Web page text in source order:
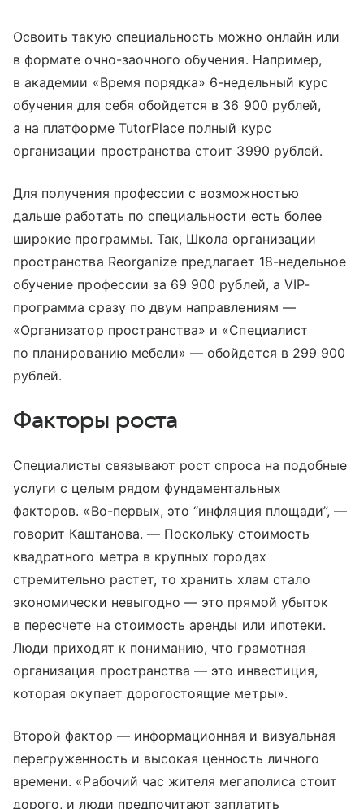
Освоить такую специальность можно онлайн или
в формате очно-заочного обучения. Например,
в академии «Время порядка» 6-недельный курс
обучения для себя обойдется в 36 900 рублей,
а на платформе TutorPlace полный курс
организации пространства стоит 3990 рублей.
Для получения профессии с возможностью
дальше работать по специальности есть более
широкие программы. Так, Школа организации
пространства Reorganize предлагает 18-недельное
обучение профессии за 69 900 рублей, а VIP-
программа сразу по двум направлениям —
«Организатор пространства» и «Специалист
по планированию мебели» — обойдется в 299 900
рублей.
Факторы роста
Специалисты связывают рост спроса на подобные
услуги с целым рядом фундаментальных
факторов. «Во-первых, это “инфляция площади”, —
говорит Каштанова. — Поскольку стоимость
квадратного метра в крупных городах
стремительно растет, то хранить хлам стало
экономически невыгодно — это прямой убыток
в пересчете на стоимость аренды или ипотеки.
Люди приходят к пониманию, что грамотная
организация пространства — это инвестиция,
которая окупает дорогостоящие метры».
Второй фактор — информационная и визуальная
перегруженность и высокая ценность личного
времени. «Рабочий час жителя мегаполиса стоит
дорого, и люди предпочитают заплатить